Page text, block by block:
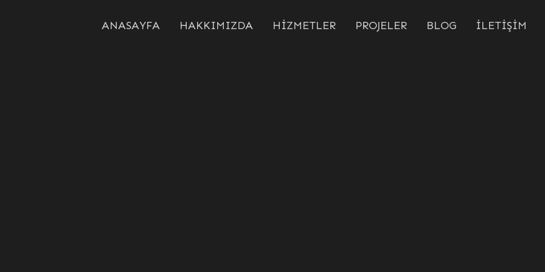
ANASAYFA HAKKIMIZDA HİZMETLER PROJELER BLOG İLETİŞİM